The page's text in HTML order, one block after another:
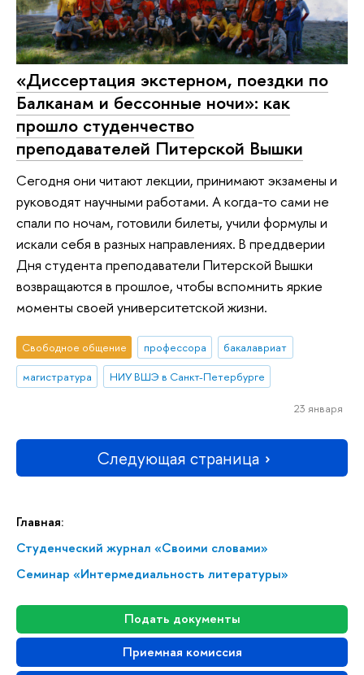
Главная:
Студенческий журнал «Своими словами»
Семинар «Интермедиальность литературы»
Подать документы
Приемная комиссия
«Диссертация экстерном, поездки по
Балканам и бессонные ночи»: как
прошло студенчество
преподавателей Питерской Вышки
Сегодня они читают лекции, принимают экзамены и
руководят научными работами. А когда-то сами не
спали по ночам, готовили билеты, учили формулы и
искали себя в разных направлениях. В преддверии
Дня студента преподаватели Питерской Вышки
возвращаются в прошлое, чтобы вспомнить яркие
моменты своей университетской жизни.
Свободное общение профессора
бакалавриат
магистратура
НИУ ВШЭ в Санкт-Петербурге
23 января
Следующая страница